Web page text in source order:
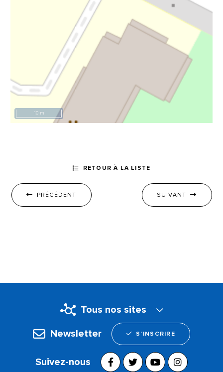
10 m
PRÉCÉDENT
RETOUR À LA LISTE
SUIVANT
Tous nos sites
Newsletter S’INSCRIRE
Suivez-nous